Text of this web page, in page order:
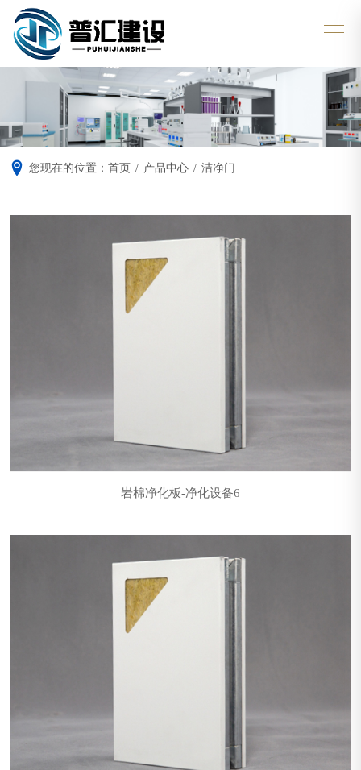
您现在的位置：首页 / 产品中心 / 洁净门
岩棉净化板-净化设备6